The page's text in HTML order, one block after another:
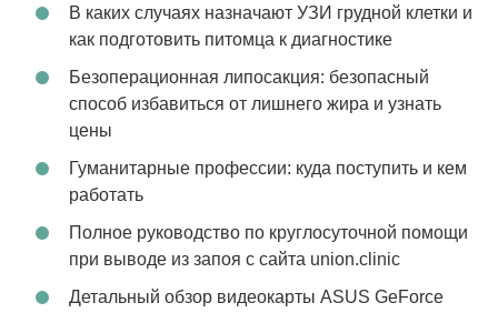
В каких случаях назначают УЗИ грудной клетки и
как подготовить питомца к диагностике
Безоперационная липосакция: безопасный
способ избавиться от лишнего жира и узнать
цены
Гуманитарные профессии: куда поступить и кем
работать
Полное руководство по круглосуточной помощи
при выводе из запоя с сайта union.clinic
Детальный обзор видеокарты ASUS GeForce